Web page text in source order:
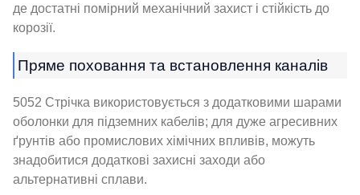
де достатні помірний механічний захист і стійкість до
корозії.
Пряме поховання та встановлення каналів
5052 Стрічка використовується з додатковими шарами
оболонки для підземних кабелів; для дуже агресивних
ґрунтів або промислових хімічних впливів, можуть
знадобитися додаткові захисні заходи або
альтернативні сплави.